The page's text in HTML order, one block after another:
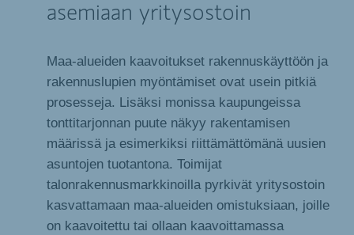
asemiaan yritysostoin
Maa-alueiden kaavoitukset rakennuskäyttöön ja
rakennuslupien myöntämiset ovat usein pitkiä
prosesseja. Lisäksi monissa kaupungeissa
tonttitarjonnan puute näkyy rakentamisen
määrissä ja esimerkiksi riittämättömänä uusien
asuntojen tuotantona. Toimijat
talonrakennusmarkkinoilla pyrkivät yritysostoin
kasvattamaan maa-alueiden omistuksiaan, joille
on kaavoitettu tai ollaan kaavoittamassa